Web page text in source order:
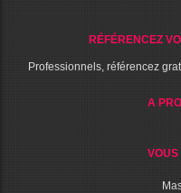
RÉFÉRENCEZ
Professionnels, référencez
A